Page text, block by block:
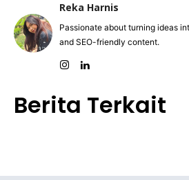
Reka Harnis
Passionate about turning ideas
and SEO-friendly content.
Berita Terkait